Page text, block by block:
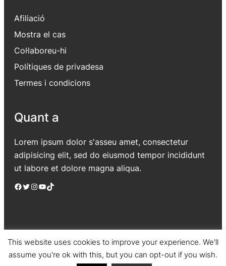
Afiliació
Mostra el cas
Col·laboreu-hi
Polítiques de privadesa
Termes i condicions
Quant a
Lorem ipsum dolor s'asseu amet, consectetur
adipisicing elit, sed do eiusmod tempor incididunt
ut labore et dolore magna aliqua.
Facebook Twitter Instagram YouTube TikTok
Jadro |Powered by WordPress
This website uses cookies to improve your experience. We'll
assume you're ok with this, but you can opt-out if you wish.